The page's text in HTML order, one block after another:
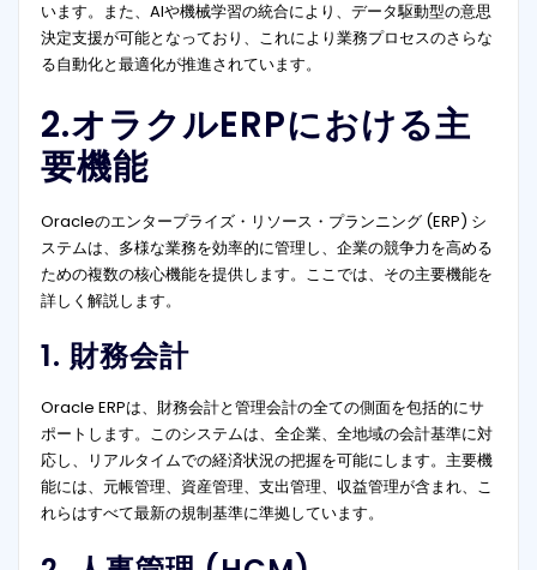
います。また、AIや機械学習の統合により、データ駆動型の意思
決定支援が可能となっており、これにより業務プロセスのさらな
る自動化と最適化が推進されています。
2.オラクルERPにおける主
要機能
Oracleのエンタープライズ・リソース・プランニング (ERP) シ
ステムは、多様な業務を効率的に管理し、企業の競争力を高める
ための複数の核心機能を提供します。ここでは、その主要機能を
詳しく解説します。
1. 財務会計
Oracle ERPは、財務会計と管理会計の全ての側面を包括的にサ
ポートします。このシステムは、全企業、全地域の会計基準に対
応し、リアルタイムでの経済状況の把握を可能にします。主要機
能には、元帳管理、資産管理、支出管理、収益管理が含まれ、こ
れらはすべて最新の規制基準に準拠しています。